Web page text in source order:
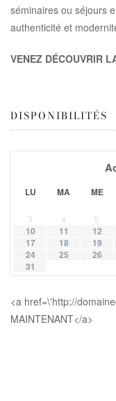
séminaires ou séjours
authenticité et
VENEZ DÉCOUVRIR
DISPONIBILITÉS
LU MA ME
3
4 5
10
11 12
17
18 19
24
25 26
31
<a href=\'http://
MAINTENANT</a>